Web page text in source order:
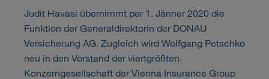
Judit Havasi übernimmt per 1. Jänner 2020 die
Funktion der Generaldirektorin der DONAU
Versicherung AG. Zugleich wird Wolfgang Petschko
neu in den Vorstand der viertgrößten
Konzerngesellschaft der Vienna Insurance Group